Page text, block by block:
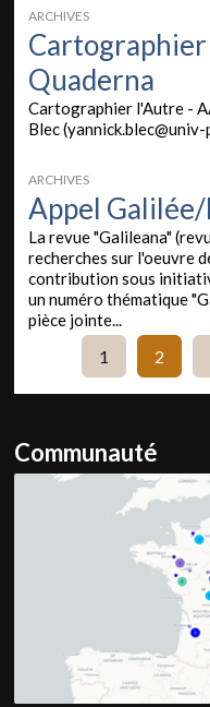
ARCHIVES
Cartographier
Quaderna
Cartographier l'Autre -
Blec
ARCHIVES
Appel
La revue "Galileana"
recherches sur l'oeuvre
contribution sous
un numéro thématique
pièce jointe...
1 2
Communauté